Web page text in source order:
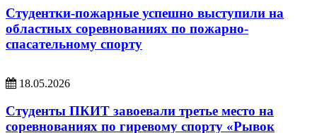
Студентки-пожарные успешно выступили на
областных соревнованиях по пожарно-
спасательному спорту
18.05.2026
Студенты ПКИТ завоевали третье место на
соревнованиях по гиревому спорту «Рывок